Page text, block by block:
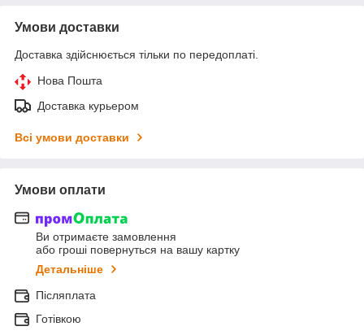
Умови доставки
Доставка здійснюється тільки по передоплаті.
Нова Пошта
Доставка курьером
Всі умови доставки
Умови оплати
Ви отримаєте замовлення
або гроші повернуться на вашу картку
Детальніше
Післяплата
Готівкою